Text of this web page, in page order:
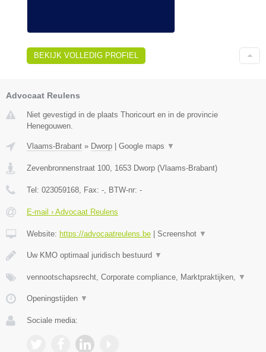
BEKIJK VOLLEDIG PROFIEL
Advocaat Reulens
Niet gevestigd in de plaats Thoricourt en in de provincie
Henegouwen.
Vlaams-Brabant » Dworp Google maps ▼
Zevenbronnenstraat 100 1653 Dworp (Vlaams-Brabant)
Tel: 023059168 , Fax: - , BTW-nr: -
E-mail › Advocaat Reulens
Website: https://advocaatreulens.be Screenshot ▼
Uw KMO optimaal juridisch bestuurd ▼
vennootschapsrecht, Corporate compliance, Marktpraktijken, ▼
Openingstijden ▼
Sociale media: